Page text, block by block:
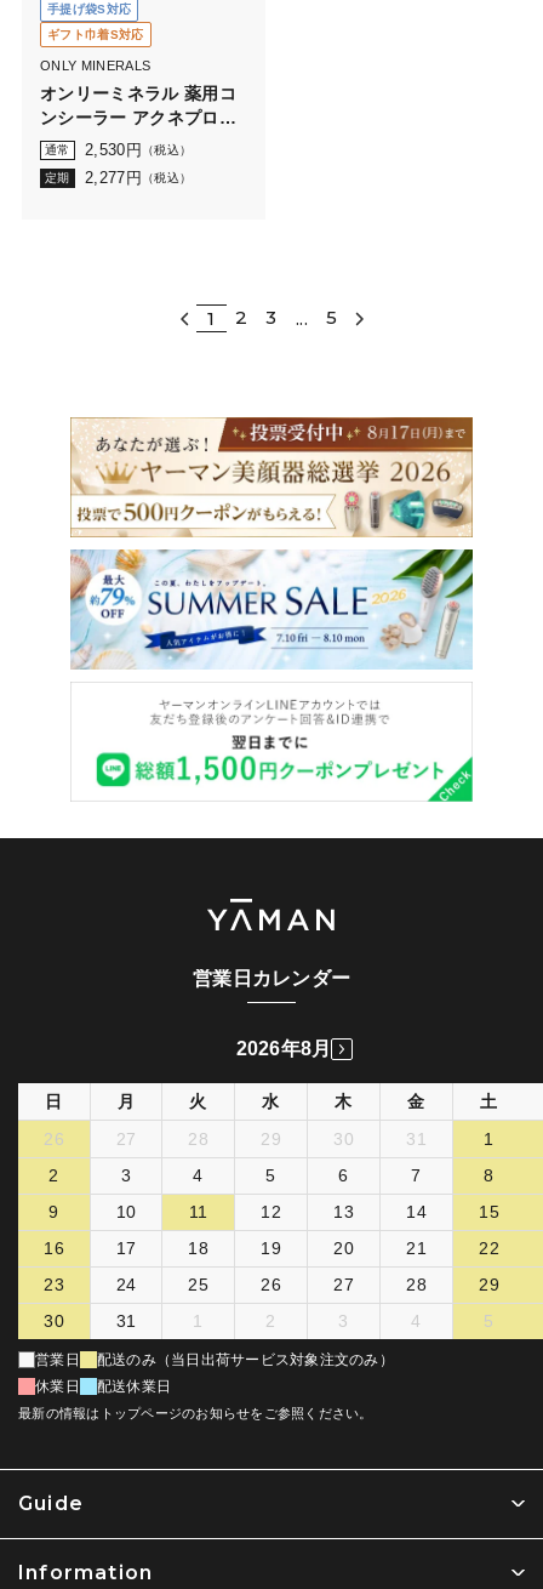
手提げ袋S対応
ギフト巾着S対応
ONLY MINERALS
オンリーミネラル 薬用コ
ンシーラー アクネプロテ
クター 0.7g
通常 2,530 円 （税込）
定期 2,277 円 （税込）
1 2 3 ... 5
Guide
Information
営業日カレンダー
2026年8月
日 月 火 水 木 金
土
26
27 28 29 30 31
1
2
3 4 5 6 7
8
9
10 11 12 13 14
15
16
17 18 19 20 21
22
23
24 25 26 27 28
29
30
31 1 2 3 4 5
営業日
配送のみ（当日出荷サービス対象注文のみ）
休業日
配送休業日
最新の情報はトップページのお知らせをご参照ください。